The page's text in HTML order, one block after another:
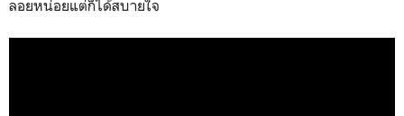
ลอยหน่อยแต่ก็ได้สบายใจ